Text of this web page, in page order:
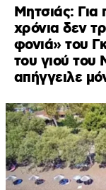
Μητσιάς:
χρόνια δεν
φονιά» του
του γιού του
απήγγειλε